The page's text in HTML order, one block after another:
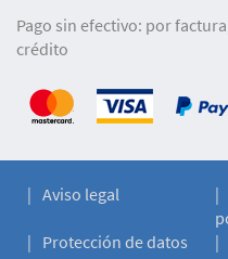
Pago sin efectivo: por
crédito
Aviso legal
Protección de datos